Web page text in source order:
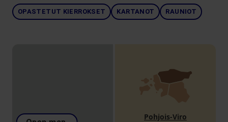
OPASTETUT KIERROKSET KARTANOT RAUNIOT
Pohjois-Viro